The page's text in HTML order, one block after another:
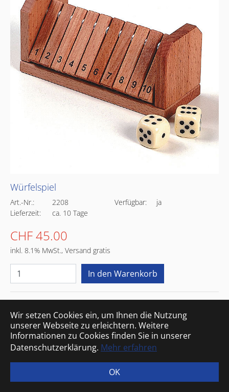
Wir setzen Cookies ein, um Ihnen die Nutzung
unserer Webseite zu erleichtern. Weitere
Informationen zu Cookies finden Sie in unserer
Datenschutzerklärung. Mehr erfahren
OK
Würfelspiel
Art.-Nr.: 2208 Verfügbar:
ja
Lieferzeit:
ca. 10 Tage
CHF 45.00
inkl. 8.1% MwSt., Versand gratis
Stiftung Cerebral
Erlachstrasse 14
CH-3001 Bern
cerebral@cerebral.ch
Tel. 031 308 15 15
Telefonzeiten:
Mo-Do: 08.30-11.30 / 14.00-16.45
Fr: 08.30-11.30
Informationen
Die Stiftung
Cerebral gelähmt
Projekte
Kontakt
Cerebral AKTIV
Cerebral MAP
Service
Shop
Impressum
Barrierefreiheit
Unterstützen
Spenden
Medien
Steuerbefreiungsnummer: CHE-107.810.503
© Schweizerische Stiftung für das cerebral gelähmte Kind
Spenden-Konto: 80-48-4
IBAN: CH53 0900 0000 8000 0048 4